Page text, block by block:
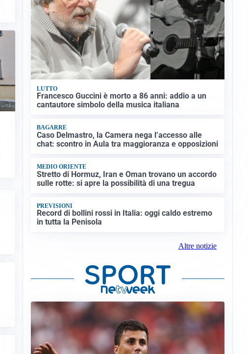
LUTTO
Francesco Guccini è morto a 86 anni: addio a un
cantautore simbolo della musica italiana
BAGARRE
Caso Delmastro, la Camera nega l’accesso alle
chat: scontro in Aula tra maggioranza e opposizioni
MEDIO ORIENTE
Stretto di Hormuz, Iran e Oman trovano un accordo
sulle rotte: si apre la possibilità di una tregua
PREVISIONI
Record di bollini rossi in Italia: oggi caldo estremo
in tutta la Penisola
Altre notizie